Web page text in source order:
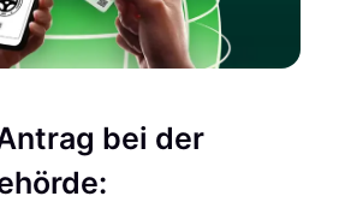
bei der